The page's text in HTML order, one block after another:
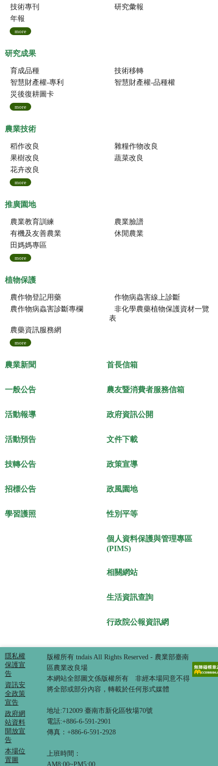
技術專刊
研究彙報
年報
more
研究成果
育成品種
技術移轉
智慧財產權-專利
智慧財產權-品種權
災後復耕圖卡
more
農業技術
稻作改良
雜糧作物改良
果樹改良
蔬菜改良
花卉改良
more
推廣園地
農業教育訓練
農業臉譜
有機及友善農業
休閒農業
田媽媽專區
more
植物保護
農作物登記用藥
作物病蟲害線上診斷
農作物病蟲害診斷專欄
非化學農藥植物保護資材一覽
表
農藥資訊服務網
more
農業新聞
一般公告
活動報導
活動預告
技轉公告
招標公告
學習護照
首長信箱
農友暨消費者服務信箱
政府資訊公開
文件下載
政策宣導
政風園地
性別平等
個人資料保護與管理專區
(PIMS)
相關網站
生活資訊查詢
行政院公報資訊網
隱私權
保護宣
告
資訊安
全政策
宣告
政府網
站資料
開放宣
告
本場位
置圖
版權所有 tndais All Rights Reserved - 農業部臺南
區農業改良場
本網站全部圖文係版權所有 非經本場同意不得
將全部或部分內容，轉載於任何形式媒體
地址:712009 臺南市新化區牧場70號
電話:+886-6-591-2901
傳真：+886-6-591-2928
上班時間：
AM8:00~PM5:00